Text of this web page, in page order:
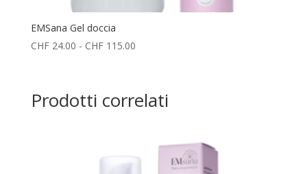
EMSana Gel doccia
CHF24.00 - CHF115.00Fascia
da
CHF 24.00
Prodotti correlati